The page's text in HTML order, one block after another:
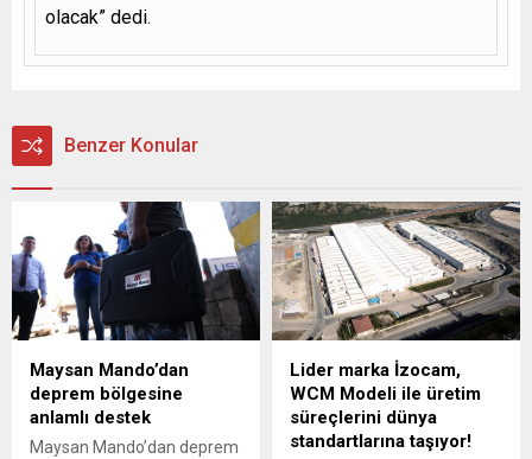
olacak” dedi.
Benzer Konular
Maysan Mando’dan
deprem bölgesine
anlamlı destek
Maysan Mando’dan deprem
Lider marka İzocam,
WCM Modeli ile üretim
süreçlerini dünya
standartlarına taşıyor!